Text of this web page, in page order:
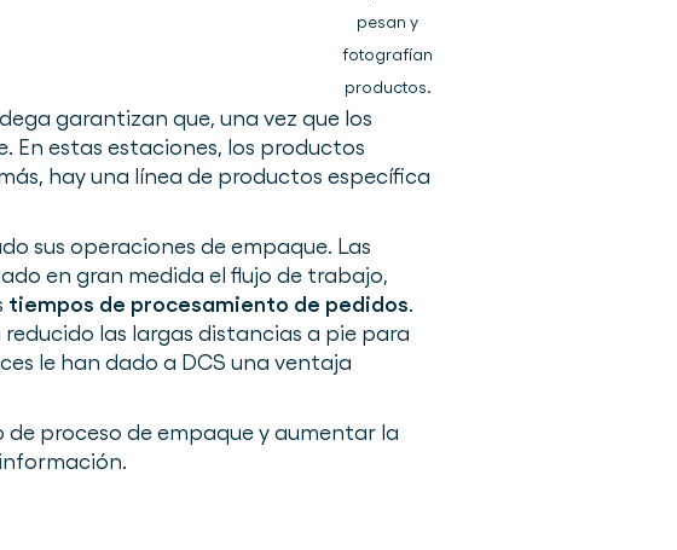
pesan y
fotografían
productos.
garantizan que, una vez que los
estas estaciones, los productos
hay una línea de productos específica
sus operaciones de empaque. Las
en gran medida el flujo de trabajo,
tiempos de procesamiento de pedidos.
las largas distancias a pie para
le han dado a DCS una ventaja
de proceso de empaque y aumentar la